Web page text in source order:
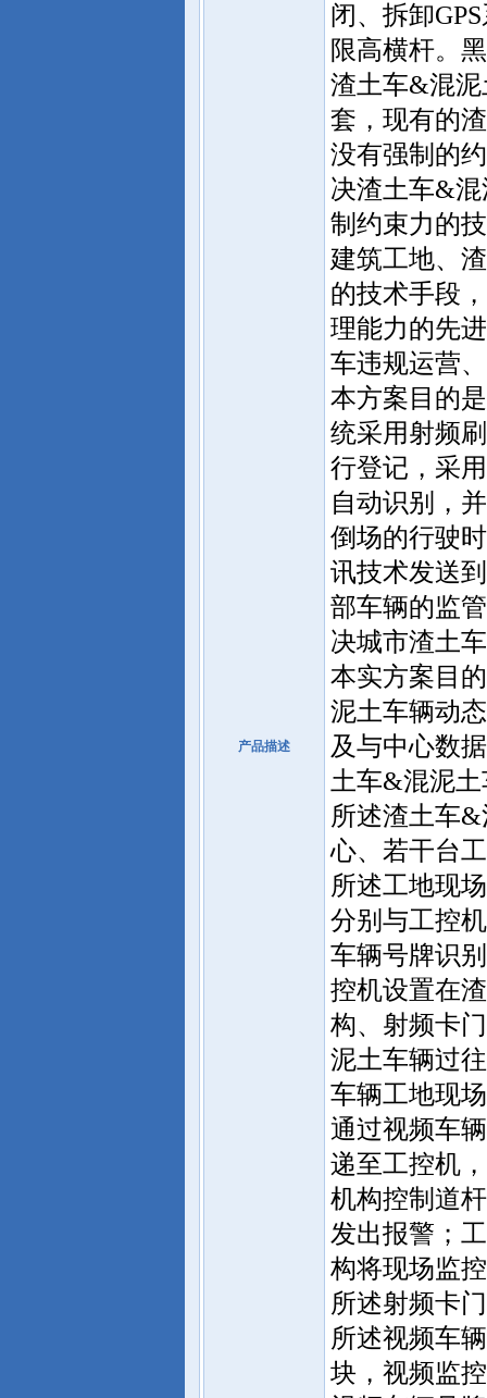
产品描述
闭、拆卸
限高横杆。
渣土车&混
套，现有的
没有强制的
决渣土车&
制约束力的
建筑工地、
的技术手段
理能力的先
车违规运营
本方案目的
统采用射频
行登记，采
自动识别，
倒场的行驶
讯技术发送
部车辆的监
决城市渣土
本实方案目
泥土车辆动
及与中心数
土车&混泥
所述渣土车
心、若干台
所述工地现
分别与工控
车辆号牌识
控机设置在
构、射频卡
泥土车辆过
车辆工地现
通过视频车
递至工控机
机构控制道
发出报警；
构将现场监
所述射频卡
所述视频车
块，视频监